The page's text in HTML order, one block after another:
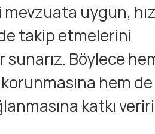
uygun,
takip etmelerini
Böylece
korunmasına hem de
katkı